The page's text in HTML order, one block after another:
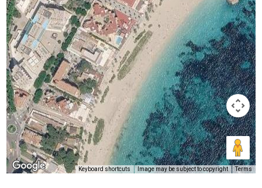
Keyboard shortcuts Image may be subject to copyright Terms